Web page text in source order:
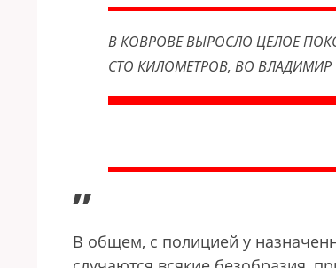
В КОВРОВЕ ВЫРОСЛО ЦЕЛОЕ
СТО КИЛОМЕТРОВ, ВО ВЛАДИМИР
”
В общем, с полицией у